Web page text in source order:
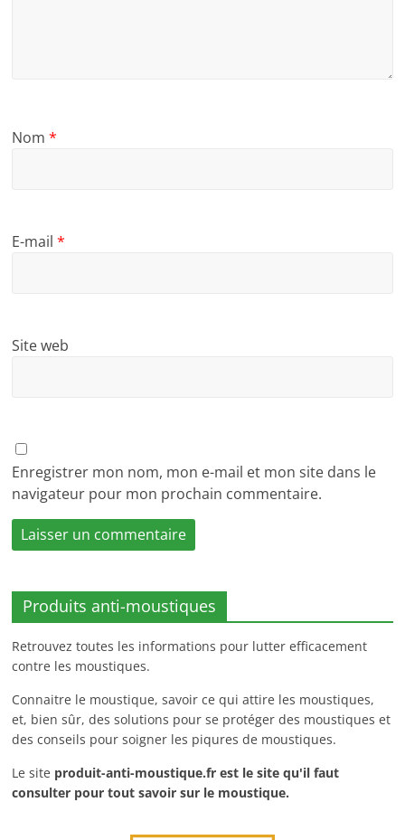
Nom*
E-mail*
Site web
Enregistrer mon nom, mon e-mail et mon site dans le
navigateur pour mon prochain commentaire.
Produits anti-moustiques
Retrouvez toutes les informations pour lutter efficacement
contre les moustiques.
Connaitre le moustique, savoir ce qui attire les moustiques,
et, bien sûr, des solutions pour se protéger des moustiques et
des conseils pour soigner les piqures de moustiques.
Le site produit-anti-moustique.fr est le site qu'il faut
consulter pour tout savoir sur le moustique.